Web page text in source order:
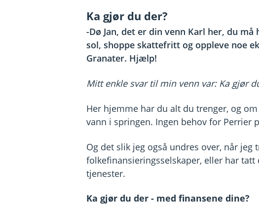
Ka gjør du der?
-Dø Jan, det er din venn Karl her, du
sol, shoppe skattefritt og oppleve noe
Granater. Hjælp!
Mitt enkle svar til min venn var: Ka gjør
Her hjemme har du alt du trenger, og
vann i springen. Ingen behov for Perrier
Og det slik jeg også undres over, når
folkefinansieringsselskaper, eller har
tjenester.
Ka gjør du der - med finansene dine?